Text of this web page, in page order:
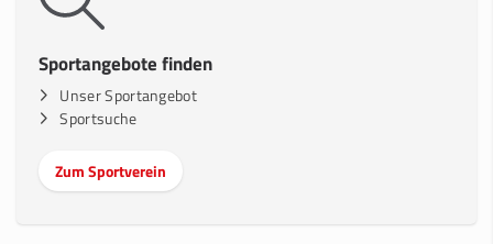
Sportangebote finden
Unser Sportangebot
Sportsuche
Zum Sportverein